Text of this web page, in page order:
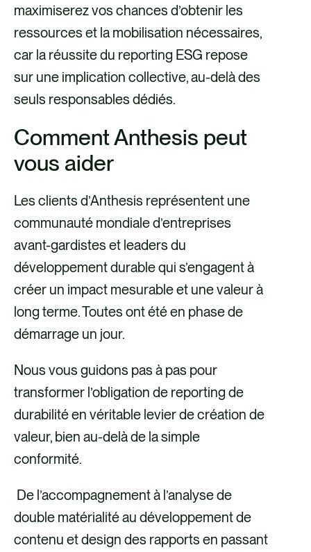
maximiserez vos chances d’obtenir les
ressources et la mobilisation nécessaires,
car la réussite du reporting ESG repose
sur une implication collective, au-delà des
seuls responsables dédiés.
Comment Anthesis peut
vous aider
Les clients d’Anthesis représentent une
communauté mondiale d’entreprises
avant-gardistes et leaders du
développement durable qui s’engagent à
créer un impact mesurable et une valeur à
long terme. Toutes ont été en phase de
démarrage un jour.
Nous vous guidons pas à pas pour
transformer l’obligation de reporting de
durabilité en véritable levier de création de
valeur, bien au-delà de la simple
conformité.
De l’accompagnement à l’analyse de
double matérialité au développement de
contenu et design des rapports en passant